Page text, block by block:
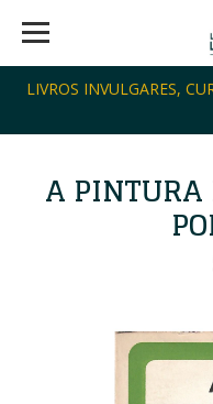
LIVROS INVULGARES,
A